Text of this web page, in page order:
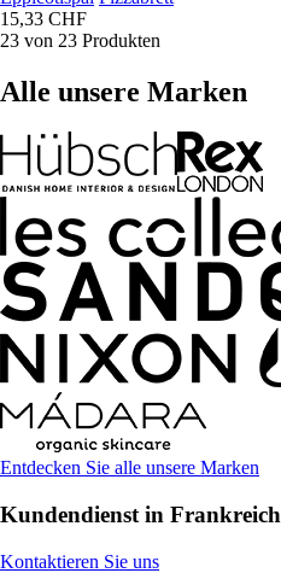
15,33 CHF
23 von 23 Produkten
Alle unsere Marken
Entdecken Sie alle unsere Marken
Kundendienst in Frankreich
Kontaktieren Sie uns